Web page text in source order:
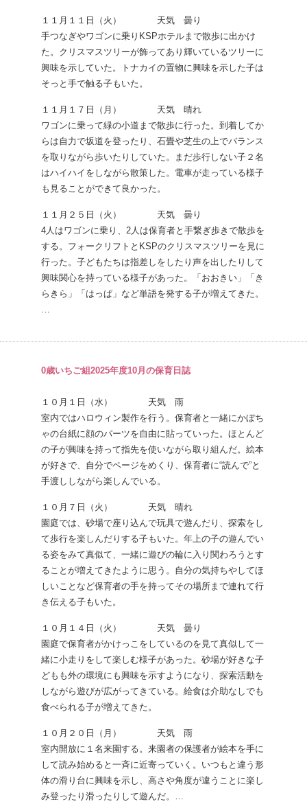
１１月１１日（火） 天気 曇り
手つなぎやワゴンに乗りKSPホテルまで散歩に出かけ
た。クリスマスツリーが飾ってあり輝いているツリーに
興味を示していた。トナカイの置物に興味を示した子は
そっと手で触る子もいた。
１１月１７日（月） 天気 晴れ
ワゴンに乗って緑の小道まで散歩に行った。到着してか
らは自力で坂道を登ったり、石畳や芝生の上でバランス
を取りながら歩いたりしていた。まだ歩行しない子２名
はハイハイをしながら散策した。電車が走っている様子
も見ることができて良かった。
１１月２５日（火） 天気 曇り
4人はワゴンに乗り、2人は保育者と手繋ぎ歩きで散歩を
する。フォークリフトとKSPのクリスマスツリーを見に
行った。子どもたちは指差しをしたり声を出したりして
興味関心を持っている様子があった。「おおきい」「き
らきら」「はっぱ」など単語を発する子が増えてきた。
…
0歳いちご組2025年度10月の保育日誌
１０月１日（水） 天気 雨
室内ではハロウィン製作を行う。保育者と一緒にかぼち
ゃの台紙に顔のパーツを自由に貼っていった。ほとんど
の子が興味を持って指先を使いながら取り組んだ。絵本
が好きで、自分でページをめくり、保育者に“読んで”と
手渡ししながら楽しんでいる。
１０月７日（火） 天気 晴れ
園庭では、砂場で座り込んで玩具で遊んだり、探索をし
て歩行を楽しんだりする子もいた。年上の子の遊んでい
る姿をみて真似て、一緒に遊びの輪に入り関わろうとす
ることが増えてきたように思う。自分の気持ちやしてほ
しいことなど保育者の手を持ってその場所まで連れて行
き伝える子もいた。
１０月１４日（火） 天気 曇り
園庭で保育者がかけっこをしているのを見て真似して一
緒に小走りをして楽しむ様子があった。砂場が好きな子
どもも外の環境にも興味を示すようになり、探索活動を
しながら遊びが広がってきている。給食は介助なしでも
食べられる子が増えてきた。
１０月２０日（月） 天気 雨
室内開放に１名来園する。来園者の保護者が絵本を手に
して読み始めると一斉に近寄っていく。いつもと違う形
体の滑り台に興味を示し、高さや角度が違うことに楽し
み登ったり滑ったりして遊んだ。…